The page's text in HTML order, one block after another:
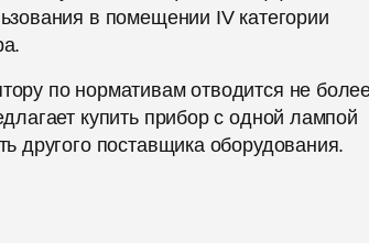
в помещении IV категории
по нормативам отводится не
купить прибор с одной лампой
другого поставщика оборудования.